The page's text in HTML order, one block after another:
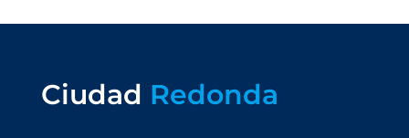
Ciudad Redonda